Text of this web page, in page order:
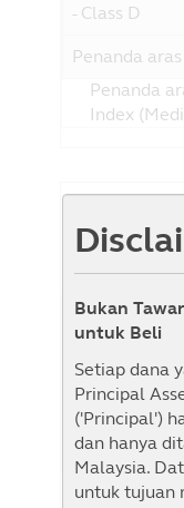
Bukan
untuk Beli
Setiap dana
Principal
('Principal')
dan hanya
Malaysia.
untuk tujuan
- Class D
Penanda aras
Penanda
Index
Sejarah
1M 1B 3B
Dari